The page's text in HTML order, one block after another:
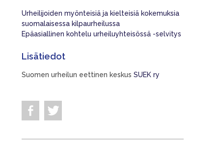
Urheilijoiden myönteisiä ja kielteisiä kokemuksia
suomalaisessa kilpaurheilussa
Epäasiallinen kohtelu urheiluyhteisössä -selvitys
Lisätiedot
Suomen urheilun eettinen keskus SUEK ry